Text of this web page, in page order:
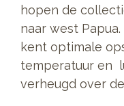
hopen de
naar west
kent optimale
temperatuur en
verheugd over